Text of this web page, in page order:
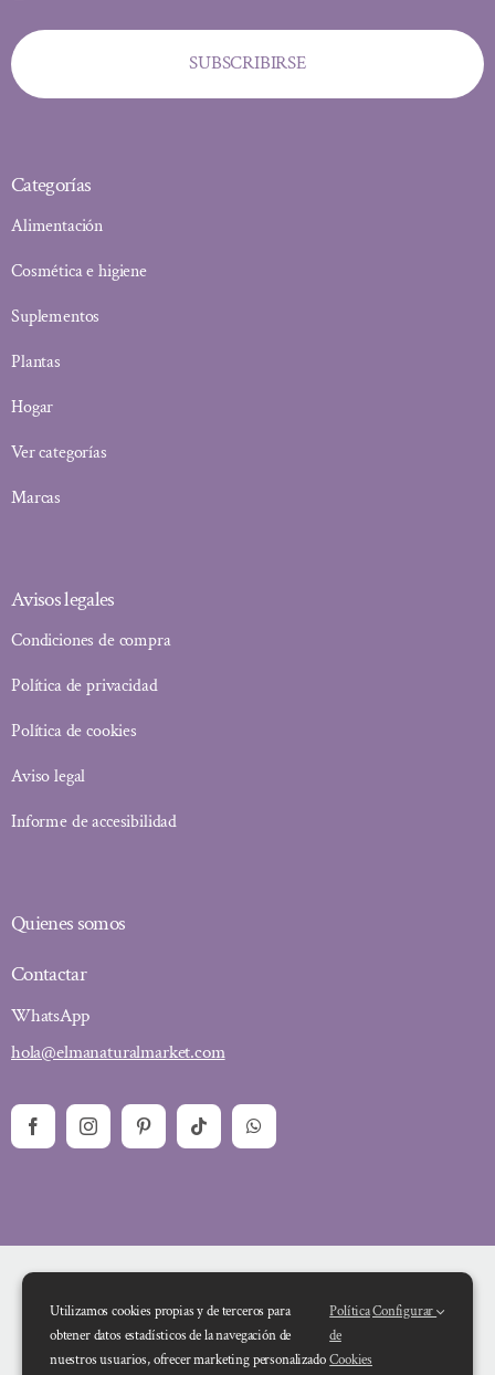
SUBSCRIBIRSE
Categorías
Alimentación
Cosmética e higiene
Suplementos
Plantas
Hogar
Ver categorías
Marcas
Avisos legales
Condiciones de compra
Política de privacidad
Política de cookies
Aviso legal
Informe de accesibilidad
Quienes somos
Contactar
WhatsApp
hola@elmanaturalmarket.com
Utilizamos cookies propias y de terceros para
obtener datos estadísticos de la navegación de
nuestros usuarios, ofrecer marketing personalizado
Política
de
Cookies
Configurar